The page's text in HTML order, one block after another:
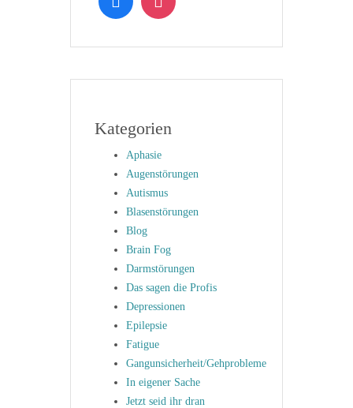
Kategorien
Aphasie
Augenstörungen
Autismus
Blasenstörungen
Blog
Brain Fog
Darmstörungen
Das sagen die Profis
Depressionen
Epilepsie
Fatigue
Gangunsicherheit/Gehprobleme
In eigener Sache
Jetzt seid ihr dran